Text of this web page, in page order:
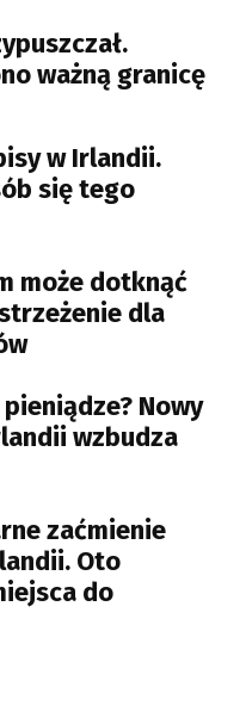
ważną granicę
w Irlandii.
się tego
może dotknąć
dla
Nowy
wzbudza
zaćmienie
Oto
do